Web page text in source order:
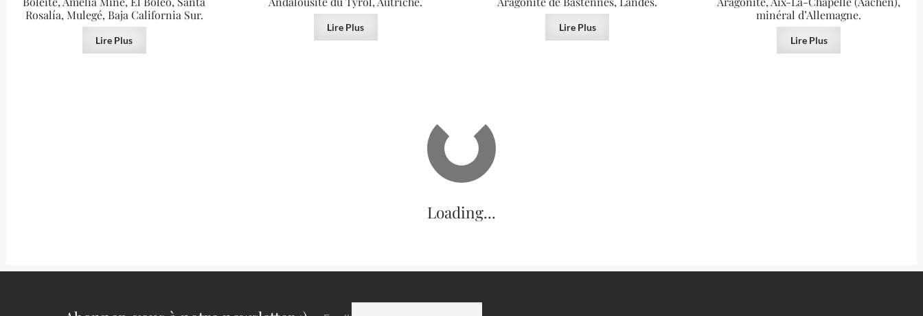
Rosalía, Mulegé, Baja California Sur.
Lire Plus
Lire Plus Lire Plus
minéral d’Allemagne.
Lire Plus
Baryte jaune d’Auvergne (minéral Azurite de la mine de Chessy au dix-